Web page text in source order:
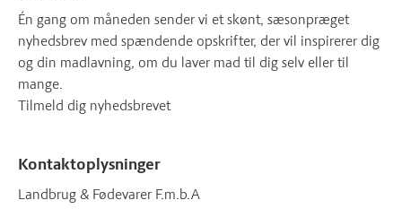
Én gang om måneden sender vi et skønt, sæsonpræget
nyhedsbrev med spændende opskrifter, der vil inspirerer dig
og din madlavning, om du laver mad til dig selv eller til
mange.
Tilmeld dig nyhedsbrevet
Kontaktoplysninger
Landbrug & Fødevarer F.m.b.A